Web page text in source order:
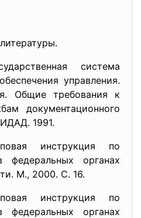
система
управления.
Общие требования к
документационного
1991.
по
федеральных органах
М., 2000. С. 16.
по
федеральных органах